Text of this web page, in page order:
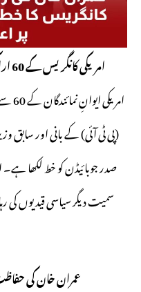
امریکی کانگریس کے 60 اراکین کا خط: عمران خان کی رہائی کا مطالبہ
(پی ٹی آئی) کے بانی اور سابق
صدر جوبائیڈن کو خط لکھا
سمیت دیگر سیاسی قیدیوں کی
عمران خان کی